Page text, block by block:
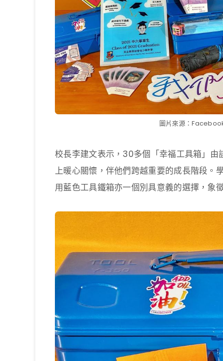
圖片來源：
校長李建文表示，30多個「幸福工具箱」
上暖心關懷，伴他們跨越重要的成長階段。
用藍色工具鐵箱亦一個別具意義的選擇，象